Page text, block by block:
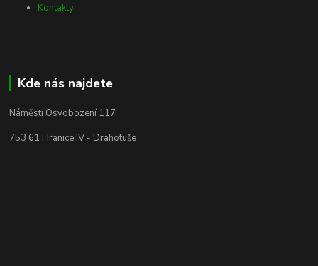
Kontakty
Kde nás najdete
Náměstí Osvobození 117
753 61 Hranice IV - Drahotuše